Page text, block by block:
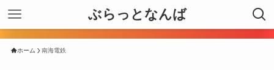
ぶらっとなんば
ホーム 南海電鉄